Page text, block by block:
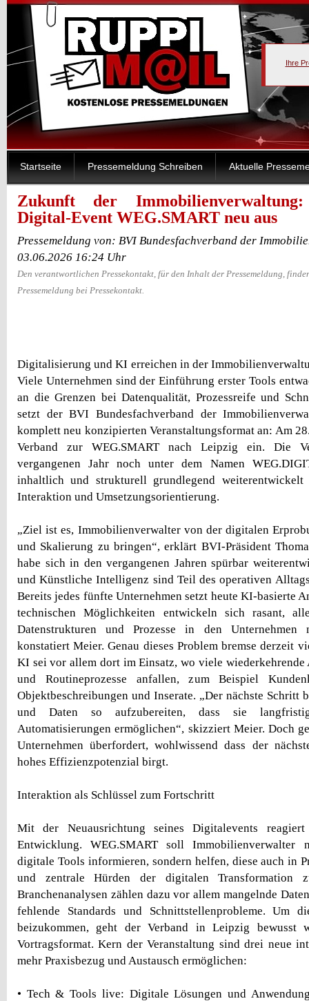
Ihre
Startseite Pressemeldung Schreiben Aktuelle
Zukunft der
Digital-Event WEG.SMART neu aus
Pressemeldung von: BVI Bundesfachverband der
03.06.2026 16:24 Uhr
Den verantwortlichen Pressekontakt, für den Inhalt der Pressemeldung,
Pressemeldung bei Pressekontakt.
Digitalisierung und KI erreichen in der
Viele Unternehmen sind der Einführung erster Tools
an die Grenzen bei Datenqualität, Prozessreife und
setzt der BVI Bundesfachverband der
komplett neu konzipierten Veranstaltungsformat an: Am
Verband zur WEG.SMART nach Leipzig ein. Die
vergangenen Jahr noch unter dem Namen
inhaltlich und strukturell grundlegend
Interaktion und Umsetzungsorientierung.
„Ziel ist es, Immobilienverwalter von der digitalen
und Skalierung zu bringen“, erklärt BVI-Präsident
habe sich in den vergangenen Jahren spürbar
und Künstliche Intelligenz sind Teil des operativen
Bereits jedes fünfte Unternehmen setzt heute KI-basierte
technischen Möglichkeiten entwickeln sich rasant,
Datenstrukturen und Prozesse in den Unternehmen
konstatiert Meier. Genau dieses Problem bremse derzeit
KI sei vor allem dort im Einsatz, wo viele wiederkehrende
und Routineprozesse anfallen, zum Beispiel
Objektbeschreibungen und Inserate. „Der nächste Schritt
und Daten so aufzubereiten, dass sie
Automatisierungen ermöglichen“, skizziert Meier. Doch
Unternehmen überfordert, wohlwissend dass der
hohes Effizienzpotenzial birgt.
Interaktion als Schlüssel zum Fortschritt
Mit der Neuausrichtung seines Digitalevents
Entwicklung. WEG.SMART soll
digitale Tools informieren, sondern helfen, diese auch in
und zentrale Hürden der digitalen Transformation
Branchenanalysen zählen dazu vor allem mangelnde
fehlende Standards und Schnittstellenprobleme. Um
beizukommen, geht der Verband in Leipzig bewusst
Vortragsformat. Kern der Veranstaltung sind drei neue
mehr Praxisbezug und Austausch ermöglichen:
• Tech & Tools live: Digitale Lösungen und